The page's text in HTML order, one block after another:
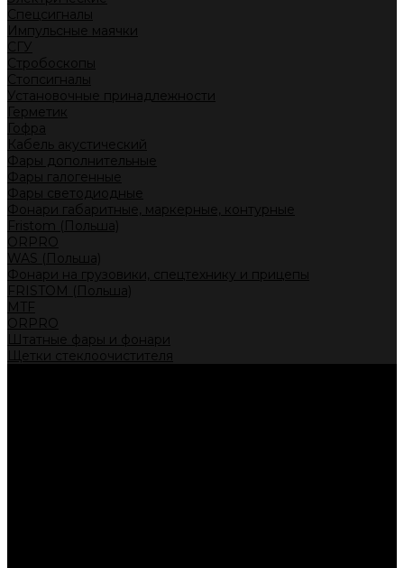
Спецсигналы
Импульсные маячки
СГУ
Стробоскопы
Стопсигналы
Установочные принадлежности
Герметик
Гофра
Кабель акустический
Фары дополнительные
Фары галогенные
Фары светодиодные
Фонари габаритные, маркерные, контурные
Fristom (Польша)
ORPRO
WAS (Польша)
Фонари на грузовики, спецтехнику и прицепы
FRISTOM (Польша)
MTF
ORPRO
Штатные фары и фонари
Щетки стеклоочистителя